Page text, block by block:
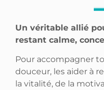
Un véritable allié
restant calme,
Pour accompagner
douceur, les aider à
la vitalité, de la